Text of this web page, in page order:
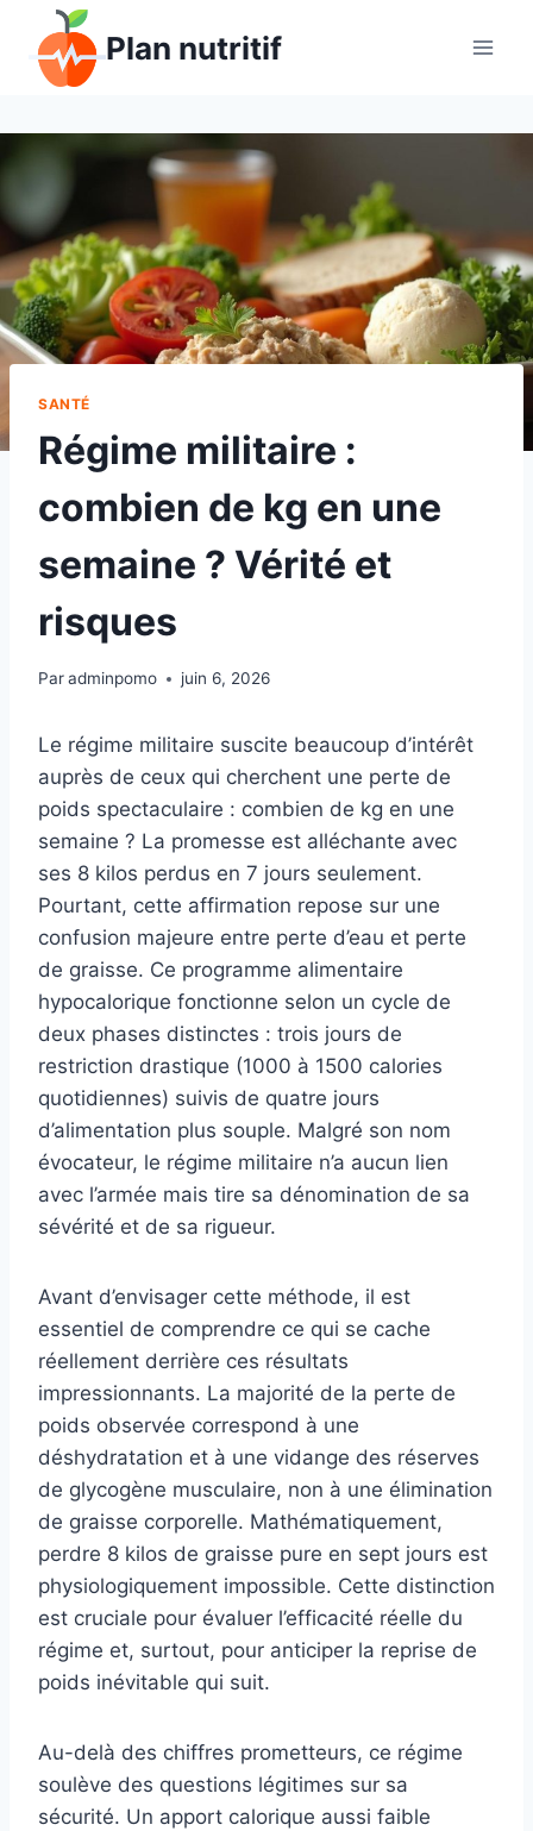
contenu
Plan nutritif
SANTÉ
Régime militaire :
combien de kg en une
semaine ? Vérité et
risques
Paradminpomo juin 6, 2026
Le régime militaire suscite beaucoup d’intérêt
auprès de ceux qui cherchent une perte de
poids spectaculaire : combien de kg en une
semaine ? La promesse est alléchante avec
ses 8 kilos perdus en 7 jours seulement.
Pourtant, cette affirmation repose sur une
confusion majeure entre perte d’eau et perte
de graisse. Ce programme alimentaire
hypocalorique fonctionne selon un cycle de
deux phases distinctes : trois jours de
restriction drastique (1000 à 1500 calories
quotidiennes) suivis de quatre jours
d’alimentation plus souple. Malgré son nom
évocateur, le régime militaire n’a aucun lien
avec l’armée mais tire sa dénomination de sa
sévérité et de sa rigueur.
Avant d’envisager cette méthode, il est
essentiel de comprendre ce qui se cache
réellement derrière ces résultats
impressionnants. La majorité de la perte de
poids observée correspond à une
déshydratation et à une vidange des réserves
de glycogène musculaire, non à une élimination
de graisse corporelle. Mathématiquement,
perdre 8 kilos de graisse pure en sept jours est
physiologiquement impossible. Cette distinction
est cruciale pour évaluer l’efficacité réelle du
régime et, surtout, pour anticiper la reprise de
poids inévitable qui suit.
Au-delà des chiffres prometteurs, ce régime
soulève des questions légitimes sur sa
sécurité. Un apport calorique aussi faible